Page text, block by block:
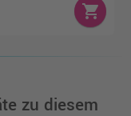
shopping_cart
Lexmark
zu diesem